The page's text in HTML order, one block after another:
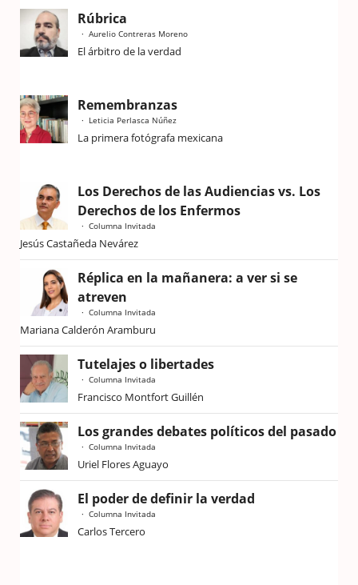
Rúbrica
Aurelio Contreras Moreno
El árbitro de la verdad
Remembranzas
Leticia Perlasca Núñez
La primera fotógrafa mexicana
Los Derechos de las Audiencias vs. Los
Derechos de los Enfermos
Columna Invitada
Jesús Castañeda Nevárez
Réplica en la mañanera: a ver si se
atreven
Columna Invitada
Mariana Calderón Aramburu
Tutelajes o libertades
Columna Invitada
Francisco Montfort Guillén
Los grandes debates políticos del pasado
Columna Invitada
Uriel Flores Aguayo
El poder de definir la verdad
Columna Invitada
Carlos Tercero